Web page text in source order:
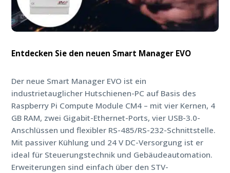
Entdecken Sie den neuen Smart Manager EVO
Der neue Smart Manager EVO ist ein
industrietauglicher Hutschienen-PC auf Basis des
Raspberry Pi Compute Module CM4 – mit vier Kernen, 4
GB RAM, zwei Gigabit-Ethernet-Ports, vier USB-3.0-
Anschlüssen und flexibler RS-485/RS-232-Schnittstelle.
Mit passiver Kühlung und 24 V DC-Versorgung ist er
ideal für Steuerungstechnik und Gebäudeautomation.
Erweiterungen sind einfach über den STV-